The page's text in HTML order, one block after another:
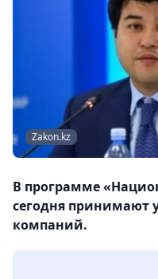
Zakon.kz
В программе
сегодня принимают
компаний.